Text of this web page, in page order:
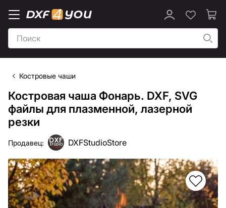
Костровые чаши
Костровая чаша Фонарь. DXF, SVG
файлы для плазменной, лазерной
резки
Продавец: DXFStudioStore